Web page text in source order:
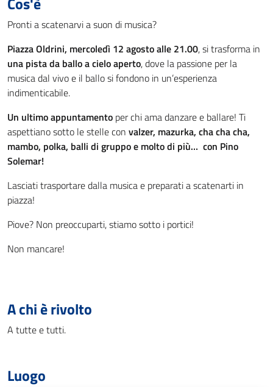
Pronti a scatenarvi a suon di musica?
Piazza Oldrini, mercoledì 12 agosto alle 21.00, si trasforma in
una pista da ballo a cielo aperto, dove la passione per la
musica dal vivo e il ballo si fondono in un’esperienza
indimenticabile.
Un ultimo appuntamento per chi ama danzare e ballare! Ti
aspettiano sotto le stelle con valzer, mazurka, cha cha cha,
mambo, polka, balli di gruppo e molto di più… con Pino
Solemar!
Lasciati trasportare dalla musica e preparati a scatenarti in
piazza!
Piove? Non preoccuparti, stiamo sotto i portici!
Non mancare!
A chi è rivolto
A tutte e tutti.
Luogo